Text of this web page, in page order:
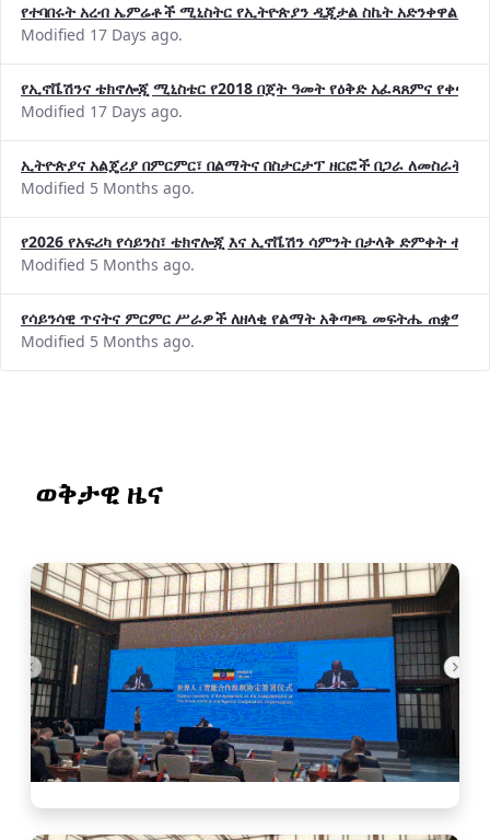
የተባበሩት አረብ ኤምሬቶች ሚኒስትር የኢትዮጵያን ዲጂታል ስኬት አድንቀዋል
Modified 17 Days ago.
የኢኖቬሽንና ቴክኖሎጂ ሚኒስቴር የ2018 በጀት ዓመት የዕቅድ አፈጻጸምና
Modified 17 Days ago.
ኢትዮጵያና አልጄሪያ በምርምር፣ በልማትና በስታርታፕ ዘርፎች በጋራ ለመስራት
Modified 5 Months ago.
የ2026 የአፍሪካ የሳይንስ፣ ቴክኖሎጂ እና ኢኖቬሽን ሳምንት በታላቅ ድምቀት
Modified 5 Months ago.
የሳይንሳዊ ጥናትና ምርምር ሥራዎች ለዘላቂ የልማት አቅጣጫ መፍትሔ ጠቋሚ
Modified 5 Months ago.
ወቅታዊ ዜና